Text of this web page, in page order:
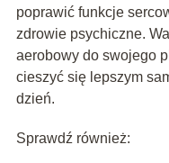
poprawić funkcje
zdrowie psychiczne.
aerobowy do swojego
cieszyć się lepszym
dzień.
Sprawdź również: